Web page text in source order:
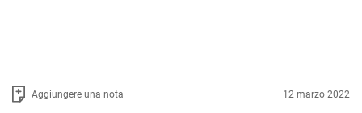
Aggiungere una nota 12 marzo 2022